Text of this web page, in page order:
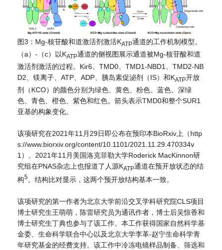
图3：Mg-核苷酸和道激活剂激活KATP通道的工作机制模型。
（a）-（c）以KATP通道的侧视图展示通道被Mg-核苷酸和道
激活剂激活的过程。Kir6、TMD0、TMD1-NBD1、TMD2-NB
D2、镁离子、ATP、ADP、胰岛素促泌剂（IS）和KATP开放
剂（KCO）的颜色分别为绿色、黄色、粉色、蓝色、深绿
色、青色、橙色、紫色和红色。箭头表示TMD0和整个SUR1
亚基的构象变化。
该项研究在2021年11月29日即公布在预印本BioRxiv上（http
s://www.biorxiv.org/content/10.1101/2021.11.29.470334v
1）。2021年11月美国洛克菲勒大学Roderick MacKinnon研
究组在PNAS杂志上也报道了人源KATP通道在预开放状态的结
构5。结构比对显示，这两个预开放结构基本一致。
该项研究的第一作者为北京大学前沿交叉学科研究院CLS项目
博士研究生王萌萌，陈雷研究员为通讯作者，博士后吴惊香和
博士研究生丁典也参与了该工作。本工作获得国家自然科学基
金委、生命科学联合中心以及北京大学李革-赵宁生命科学青
年研究基金的经费支持。该工作中冷冻电镜样品制备、筛选和